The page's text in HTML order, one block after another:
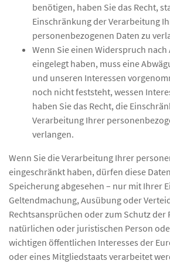
benötigen, haben Sie das Recht,
Einschränkung der Verarbeitung
personenbezogenen Daten zu
Wenn Sie einen Widerspruch nach
eingelegt haben, muss eine
und unseren Interessen
noch nicht feststeht, wessen
haben Sie das Recht, die
Verarbeitung Ihrer
verlangen.
Wenn Sie die Verarbeitung Ihrer
eingeschränkt haben, dürfen diese
Speicherung abgesehen – nur mit Ihrer
Geltendmachung, Ausübung oder
Rechtsansprüchen oder zum Schutz der
natürlichen oder juristischen Person
wichtigen öffentlichen Interesses der
oder eines Mitgliedstaats verarbeitet